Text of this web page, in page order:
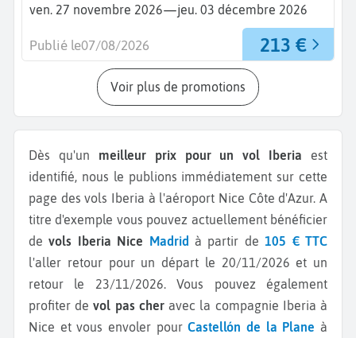
ven. 27 novembre 2026—jeu. 03 décembre 2026
213 €
Publié le07/08/2026
Voir plus de promotions
Dès qu'un meilleur prix pour un vol Iberia est
identifié, nous le publions immédiatement sur cette
page des vols Iberia à l'aéroport Nice Côte d'Azur. A
titre d'exemple vous pouvez actuellement bénéficier
devols Iberia Nice Madrid à partir de105 € TTC
l'aller retour pour un départ le 20/11/2026 et un
retour le 23/11/2026.Vous pouvez également
profiter devol pas cheravec la compagnie Iberia à
Nice et vous envoler pourCastellón de la Plane à